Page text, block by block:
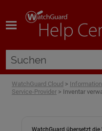
WatchGuard Cloud >
Service-Provider > Inventar
WatchGuard übersetzt